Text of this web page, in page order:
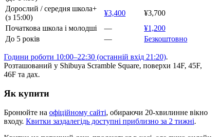
Дорослий / середня школа+
(з 15:00)
¥3,400
¥3,700
Початкова школа і молодші
—
¥1,200
До 5 років
— Безкоштовно
Години роботи 10:00–22:30 (останній вхід 21:20).
Розташований у Shibuya Scramble Square, поверхи 14F, 45F,
46F та дах.
Як купити
Бронюйте на офіційному сайті, обираючи 20-хвилинне вікно
входу. Квитки заздалегідь доступні приблизно за 2 тижні.